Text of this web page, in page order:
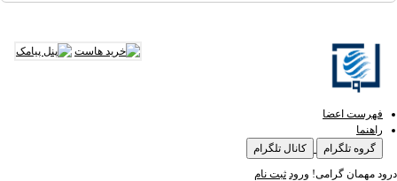
فهرست اعضا
راهنما
گروه تلگرام
کانال تلگرام
درود مهمان گرامی! ورود ثبت نام